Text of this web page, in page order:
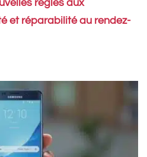
règles aux
et réparabilité au rendez-